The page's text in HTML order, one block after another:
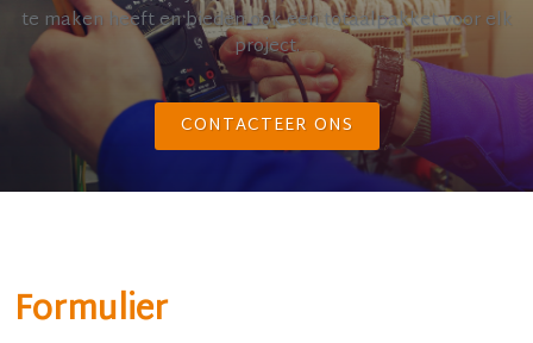
te maken heeft en bieden ook een totaalpakket voor elk
project.
CONTACTEER ONS
Formulier